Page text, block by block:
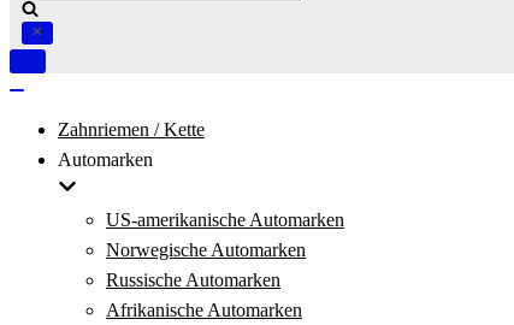
Navigation
Zahnriemen / Kette
Automarken
US-amerikanische Automarken
Norwegische Automarken
Russische Automarken
Afrikanische Automarken